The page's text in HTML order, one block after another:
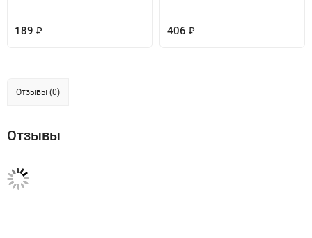
189 ₽ 406 ₽
Отзывы (0)
Отзывы